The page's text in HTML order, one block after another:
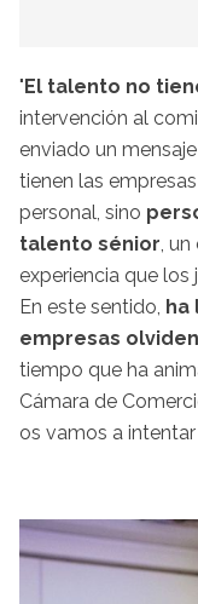
"El talento no
intervención al
enviado un
tienen las
personal, sino
talento sénior,
experiencia que los
En este sentido, ha
empresas
tiempo que ha
Cámara de
os vamos a intentar